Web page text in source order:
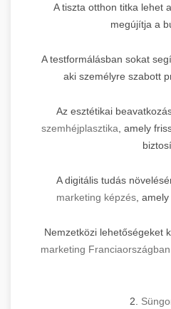
A tiszta otthon titka lehet a
megújítja a
A testformálásban sokat
aki személyre szabott
Az esztétikai
szemhéjplasztika , amely
A digitális tudás
marketing képzés ,
Nemzetközi lehetőségeket
marketing Franciaországban
2.